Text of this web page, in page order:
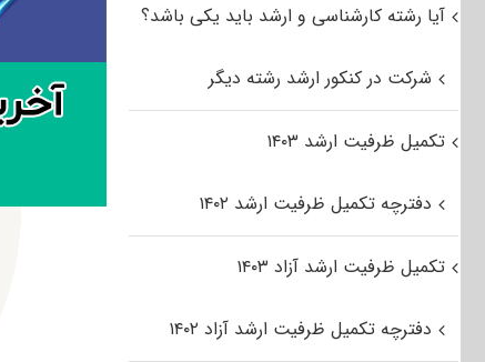
آیا رشته کارشناسی و ارشد باید یکی باشد؟
شرکت در کنکور ارشد رشته دیگر
تکمیل ظرفیت ارشد ۱۴۰۳
دفترچه تکمیل ظرفیت ارشد ۱۴۰۲
تکمیل ظرفیت ارشد آزاد ۱۴۰۳
دفترچه تکمیل ظرفیت ارشد آزاد ۱۴۰۲